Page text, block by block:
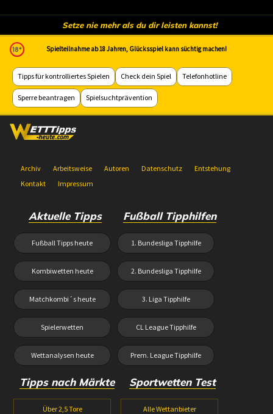
Setze nie mehr als du dir leisten kannst!
Spielteilnahme ab 18 Jahren, Glücksspiel kann süchtig machen!
Tipps für kontrolliertes Spielen Check dein Spiel Telefonhotline
Sperre beantragen Spielsuchtprävention
Archiv Arbeitsweise Autoren Datenschutz
Entstehung
Kontakt
Impressum
Aktuelle Tipps
Fußball Tipps heute
Kombiwetten heute
Matchkombi´s heute
Spielerwetten
Wettanalysen heute
Fußball Tipphilfen
1. Bundesliga Tipphilfe
2. Bundesliga Tipphilfe
3. Liga Tipphilfe
CL League Tipphilfe
Prem. League Tipphilfe
Tipps nach Märkte
Über 2,5 Tore
Sportwetten Test
Alle Wettanbieter